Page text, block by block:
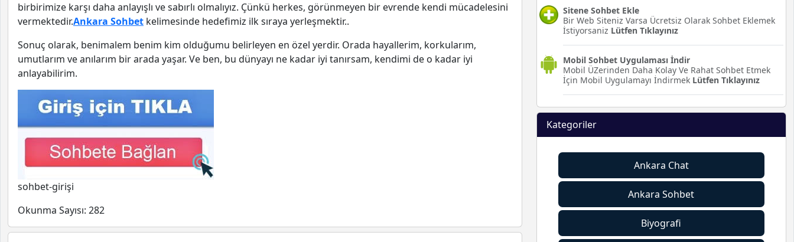
birbirimize karşı daha anlayışlı ve sabırlı olmalıyız. Çünkü herkes, görünmeyen bir evrende kendi mücadelesini
vermektedir.Ankara Sohbet kelimesinde hedefimiz ilk sıraya yerleşmektir..
Sonuç olarak, benimalem benim kim olduğumu belirleyen en özel yerdir. Orada hayallerim, korkularım,
umutlarım ve anılarım bir arada yaşar. Ve ben, bu dünyayı ne kadar iyi tanırsam, kendimi de o kadar iyi
anlayabilirim.
sohbet-girişi
Okunma Sayısı: 282
Sitene Sohbet Ekle
Bir Web Siteniz Varsa Ücretsiz Olarak Sohbet Eklemek
İstiyorsaniz Lütfen Tıklayınız
Mobil Sohbet Uygulaması İndir
Mobil ÜZerinden Daha Kolay Ve Rahat Sohbet Etmek
İçin Mobil Uygulamayı İndirmek Lütfen Tıklayınız
Kategoriler
Ankara Chat
Ankara Sohbet
Biyografi